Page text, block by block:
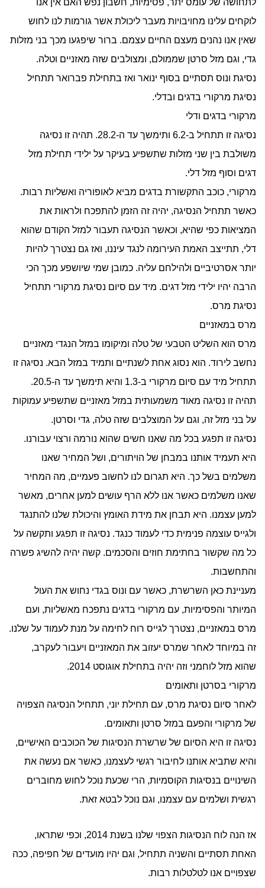
לוקחים עלינו מחויבויות מעבר ליכולת אשר גורמות לנו לחוש
שאין אנו נהנים מעצם החיים עצמם. ברור שיפגעו מכך בני מזלות
גדי, וגם מזל סרטן שממולם, ומצולבים שזה מאזניים וטלה.
נסיגת ונוס תסתיים בסוף ינואר ואז בתחילת פברואר תתחיל
נסיגת מרקורי בדגים ובדלי.
מרקורי בדגים ודלי
נסיגה זו תתחיל ב-6.2 ותימשך עד ה-28.2. תהיה זו נסיגה
משולבת בין שני מזלות שתשפיע בעיקר על ילידי תחילת מזל
דגים וסוף מזל דלי.
מרקורי, כוכב התקשורת בדגים מביא לאופוריה ואשליות רבות.
כאשר תתחיל הנסיגה, יהיה זה הזמן להתפכח ולראות את
המציאות כפי שהיא, וכאשר הנסיגה תעבור למזל הקודם שהוא
דלי, תתייצב האמת העירומה לנגד עיננו, ואז גם נצטרך להיות
יותר אסרטיביים ולהילחם עליה. כמובן שמי שיושפע מכך הכי
הרבה יהיו ילידי מזל דגים. מיד עם סיום נסיגת מרקורי תתחיל
נסיגת מרס.
מרס במאזניים
מרס הוא השליט הטבעי של טלה ומיקומו במזל הנגדי מאזניים
נחשב לירוד. הוא נסוג אחת לשנתיים ותמיד במזל הבא. נסיגה זו
תתחיל מיד עם סיום מרקורי ב-1.3 והיא תימשך עד ה-20.5.
תהיה זו נסיגה מאוד משמעותית במזל מאזניים שתשפיע עמוקות
על בני מזל זה, וגם על המוצלבים שזה טלה, גדי וסרטן.
נסיגה זו תפגע בכל מה שאנו חשים שהוא נורמה ורצוי עבורנו.
היא תעמיד אותנו במבחן של הויתורים, ושל המחיר שאנו
משלמים בשל כך. היא תגרום לנו לחשוב פעמיים, מה המחיר
שאנו משלמים כאשר אנו ללא הרף עושים למען אחרים, מאשר
למען עצמנו. היא תבחן את מידת האומץ והיכולת שלנו להתנגד
ולגייס עוצמה פנימית כדי לעמוד כנגד. נסיגה זו תפגע ותקשה על
כל מה שקשור בחתימת חוזים והסכמים. קשה יהיה להשיג פשרה
והתחשבות.
מעניינת כאן השרשרת, כאשר עם ונוס בגדי נחוש את העול
המיותר והפסימיות, עם מרקורי בדגים נתפכח מאשליות, ועם
מרס במאזניים, נצטרך לגייס רוח לחימה על מנת לעמוד על שלנו.
זה במיוחד לאחר שמרס יעזוב את המאזניים ויעבור לעקרב,
שהוא מזל לוחמני וזה יהיה בתחילת אוגוסט 2014.
מרקורי בסרטן ותאומים
לאחר סיום נסיגת מרס, עם תחילת יוני, תתחיל הנסיגה הצפויה
של מרקורי והפעם במזל סרטן ותאומים.
נסיגה זו היא הסיום של שרשרת הנסיגות של הכוכבים האישיים,
והיא שתביא אותנו לחיבור רגשי לעצמנו, כאשר אם נעשה את
השינויים בנסיגות הקוסמיות, הרי שכעת נוכל לחוש מחוברים
רגשית ושלמים עם עצמנו, וגם נוכל לבטא זאת.
אז הנה לוח הנסיגות הצפוי שלנו בשנת 2014, וכפי שתראו,
האחת תסתיים והשניה תתחיל, וגם יהיו מועדים של חפיפה, ככה
שצפויים אנו לטלטלות רבות.